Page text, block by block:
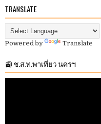
TRANSLATE
Powered by Translate
🚉 ช.ส.ท.พาเที่ยว นครฯ